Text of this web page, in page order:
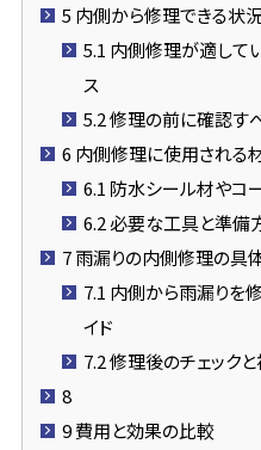
5 内側から修理できる状
5.1 内側修理が適して
ス
5.2修理の前に確認す
6 内側修理に使用される
6.1 防水シール材やコ
6.2必要な工具と準備
7雨漏りの内側修理の具
7.1 内側から雨漏りを
イド
7.2修理後のチェック
8
9費用と効果の比較